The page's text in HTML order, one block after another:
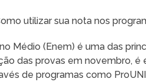
utilizar sua nota nos
Médio (Enem) é uma das
das provas em novembro,
de programas como